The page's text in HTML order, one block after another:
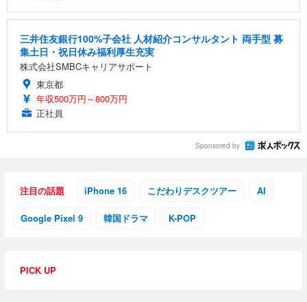
三井住友銀行100%子会社 人材紹介コンサルタント 両手型 募
集土日・祝日休み福利厚生充実
株式会社SMBCキャリアサポート
東京都
年収500万円～800万円
正社員
Sponsored by
注目の話題 iPhone 16 こだわりデスクツアー AI
Google Pixel 9 韓国ドラマ K-POP
PICK UP